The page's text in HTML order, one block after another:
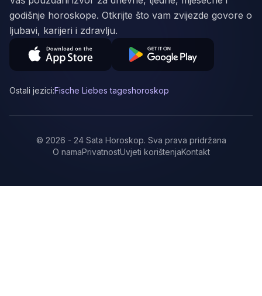
godišnje horoskope. Otkrijte što vam zvijezde govore o
ljubavi, karijeri i zdravlju.
Ostali jezici:Fische Liebes tageshoroskop
© 2026 - 24 Sata Horoskop. Sva prava pridržana
O namaPrivatnostUvjeti korištenjaKontakt